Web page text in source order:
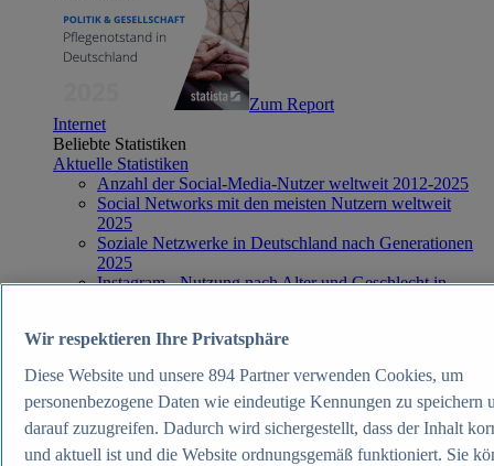
Zum Report
Internet
Beliebte Statistiken
Aktuelle Statistiken
Anzahl der Social-Media-Nutzer weltweit 2012-2025
Social Networks mit den meisten Nutzern weltweit
2025
Soziale Netzwerke in Deutschland nach Generationen
2025
Instagram - Nutzung nach Alter und Geschlecht in
Internet
Weitere Themen
Social Media - Daten & Fakten
TikTok - Daten & Fakten
Top Report
Wir respektieren Ihre Privatsphäre
Diese Website und unsere 894 Partner verwenden Cookies, um
personenbezogene Daten wie eindeutige Kennungen zu speichern
darauf zuzugreifen. Dadurch wird sichergestellt, dass der Inhalt
und aktuell ist und die Website ordnungsgemäß funktioniert. Sie